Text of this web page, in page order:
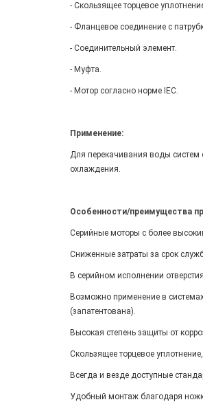
- Скользящее торцевое
- Фланцевое соединение с
- Соединительный элемент.
- Муфта.
- Мотор согласно норме IEC.
Применение:
Для перекачивания воды систем
охлаждения.
Особенности/преимущества
Серийные моторы с более
Сниженные затраты за срок
В серийном исполнении
Возможно применение в
(запатентована).
Высокая степень защиты от
Скользящее торцевое
Всегда и везде доступные
Удобный монтаж благодаря